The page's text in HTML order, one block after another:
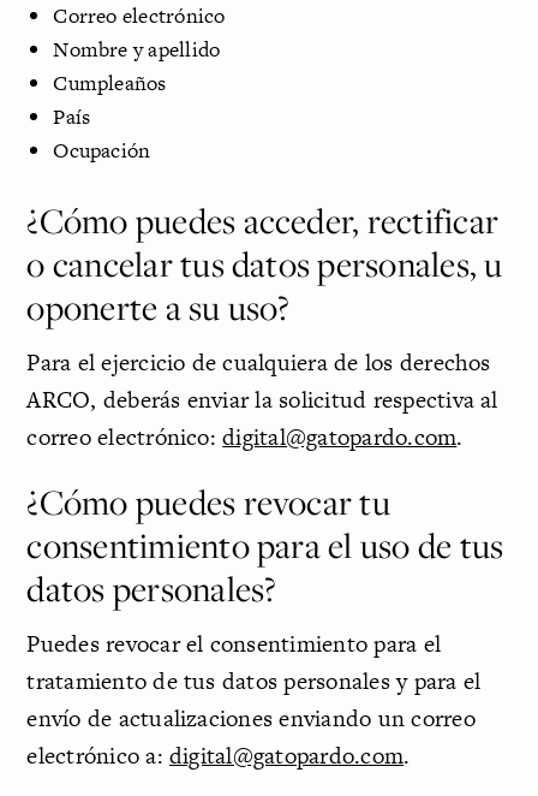
Correo electrónico
Nombre y apellido
Cumpleaños
País
Ocupación
¿Cómo puedes acceder, rectificar
o cancelar tus datos personales, u
oponerte a su uso?
Para el ejercicio de cualquiera de los derechos
ARCO, deberás enviar la solicitud respectiva al
correo electrónico:digital@gatopardo.com.
¿Cómo puedes revocar tu
consentimiento para el uso de tus
datos personales?
Puedes revocar el consentimiento para el
tratamiento de tus datos personales y para el
envío de actualizaciones enviando un correo
electrónico a:digital@gatopardo.com.